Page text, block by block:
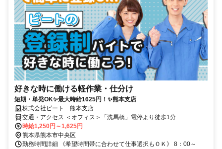
好きな時に働ける軽作業・仕分け
短期・単発OK✨最大時給1625円！✨熊本支店
株式会社ビート 熊本支店
交通・アクセス ＜オフィス＞「洗馬橋」電停より徒歩1分
時給1,250円～1,625円
熊本県熊本市中央区
勤務時間詳細 《希望時間帯に合わせて仕事選択もＯＫ》 8：00～